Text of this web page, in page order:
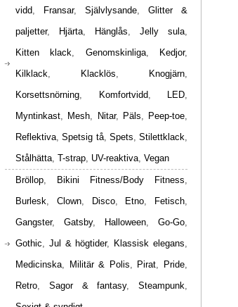
vidd, Fransar, Självlysande, Glitter &
paljetter, Hjärta, Hänglås, Jelly sula,
Kitten klack, Genomskinliga, Kedjor,
Kilklack, Klacklös, Knogjärn,
Korsettsnörning, Komfortvidd, LED,
Myntinkast, Mesh, Nitar, Päls, Peep-toe,
Reflektiva,Spetsig tå, Spets, Stilettklack,
Stålhätta, T-strap, UV-reaktiva, Vegan
Bröllop, Bikini Fitness/Body Fitness,
Burlesk, Clown, Disco, Etno, Fetisch,
Gangster, Gatsby, Halloween, Go-Go,
Gothic, Jul & högtider, Klassisk elegans,
Medicinska, Militär & Polis, Pirat, Pride,
Retro, Sagor & fantasy, Steampunk,